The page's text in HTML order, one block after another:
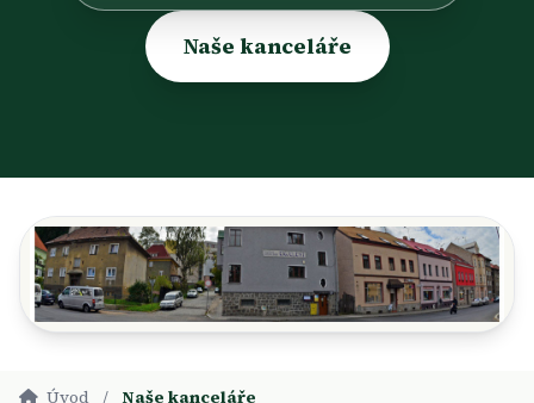
Naše kanceláře
Úvod / Naše kanceláře